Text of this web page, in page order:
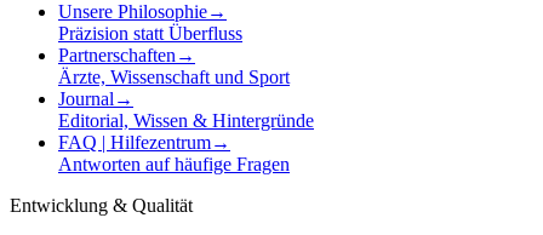
Unsere Philosophie→
Präzision statt Überfluss
Partnerschaften→
Ärzte, Wissenschaft und Sport
Journal→
Editorial, Wissen & Hintergründe
FAQ | Hilfezentrum→
Antworten auf häufige Fragen
Entwicklung & Qualität